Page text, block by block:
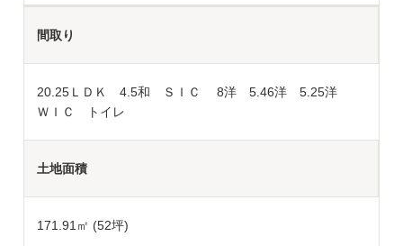
間取り
20.25ＬＤＫ 4.5和 ＳＩＣ 8洋 5.46洋 5.25洋
ＷＩＣ トイレ
土地面積
171.91 ㎡ (52坪)